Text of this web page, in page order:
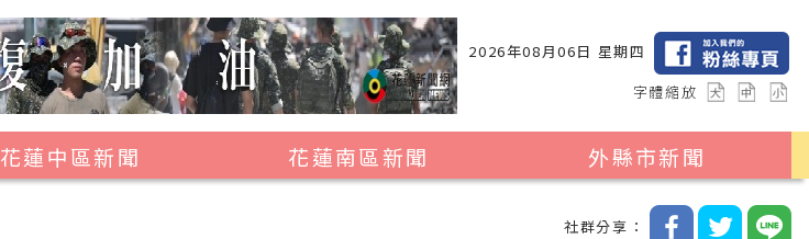
2026年08月06日 星期四
字體縮放
花蓮中區新聞
花蓮南區新聞
外縣市新聞
花蓮縣全區
社群分享：